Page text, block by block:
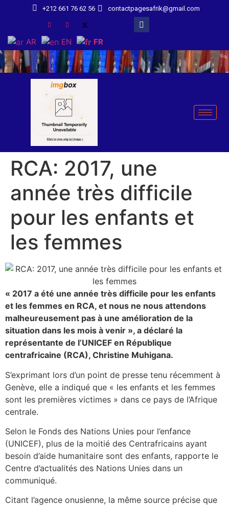
+212 661 76 62 56 contactpagesafrik@gmail.com
AR EN FR
RCA: 2017, une
année très difficile
pour les enfants et
les femmes
« 2017 a été une année très difficile pour les enfants
et les femmes en RCA, et nous ne nous attendons
malheureusement pas à une amélioration de la
situation dans les mois à venir », a déclaré la
représentante de l’UNICEF en République
centrafricaine (RCA), Christine Muhigana.
S’exprimant lors d’un point de presse tenu récemment à
Genève, elle a indiqué que « les enfants et les femmes
sont les premières victimes » dans ce pays de l’Afrique
centrale.
Selon le Fonds des Nations Unies pour l’enfance
(UNICEF), plus de la moitié des Centrafricains ayant
besoin d’aide humanitaire sont des enfants, rapporte le
Centre d’actualités des Nations Unies dans un
communiqué.
Citant l’agence onusienne, la même source précise que